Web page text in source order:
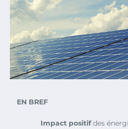
EN BREF
Impact positifdes